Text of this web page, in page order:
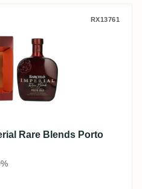
Imperial Rare Blends
RX13761
Rare Blends Porto